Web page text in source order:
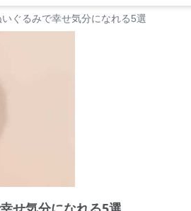
ぐるみで幸せ気分になれる5選